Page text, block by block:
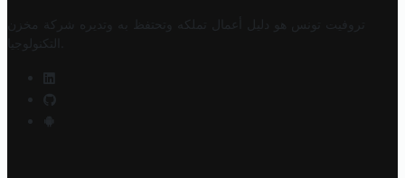
تروفيت تونس هو دليل أعمال تملكه وتحتفظ به وتديره
شركة مخزن
التكنولوجيا